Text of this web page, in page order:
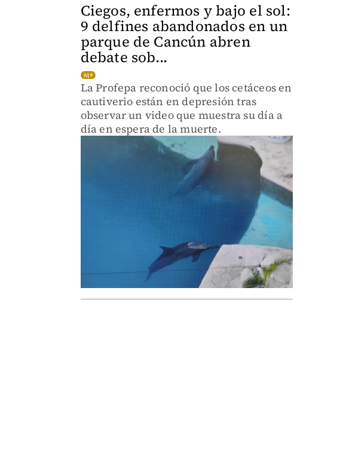
Ciegos, enfermos y bajo el sol:
9 delfines abandonados en un
parque de Cancún abren
debate sob...
La Profepa reconoció que los cetáceos en
cautiverio están en depresión tras
observar un video que muestra su día a
día en espera de la muerte.